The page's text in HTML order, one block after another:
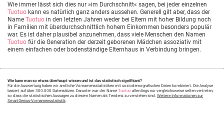
Wie immer lässt sich dies nur »im Durchschnitt« sagen, bei jeder einzelnen
Tuotuo kann es natürlich ganz anders aussehen. Generell gilt aber, dass der
Name Tuotuo in den letzten Jahren weder bei Eltern mit hoher Bildung noch
in Familien mit überdurchschnittlich hohem Einkommen besonders populär
war. Es ist daher plausibel anzunehmen, dass viele Menschen den Namen
Tuotuo für die Generation der derzeit geborenen Mädchen assoziativ mit
einem einfachen oder bodenständige Elternhaus in Verbindung bringen.
Wie kann man so etwas überhaupt wissen und ist das statistisch signifikant?
Für die Auswertung haben wir amtliche Vornamensstatistiken mit soziodemografischen Daten kombiniert. Die Analyse
basiert auf über 300.000 Datensätzen. Darunter war der Name Tuotuo allerdings nur vergleichsweise selten vertreten,
so dass die statistischen Aussagen zu diesem Namen als Tendenz zu verstehen sind. Weitere Informationen zur
SmartGenius-Vornamensstatistik.